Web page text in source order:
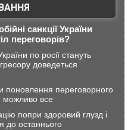
санкції України
переговорів?
по росії стануть
доведеться
поновлення переговорного
можливо все
попри здоровий глузд і
до останнього